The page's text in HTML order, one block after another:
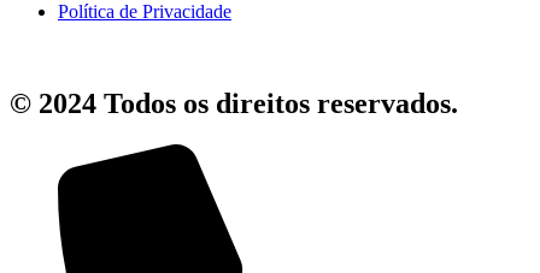
Política de Privacidade
© 2024 Todos os direitos reservados.